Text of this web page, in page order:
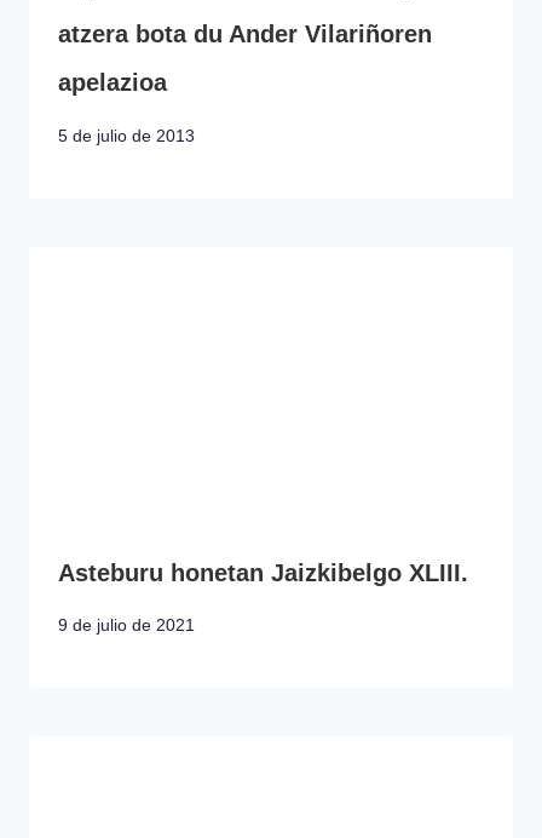
atzera bota du Ander Vilariñoren
apelazioa
5 de julio de 2013
Asteburu honetan Jaizkibelgo XLIII.
9 de julio de 2021